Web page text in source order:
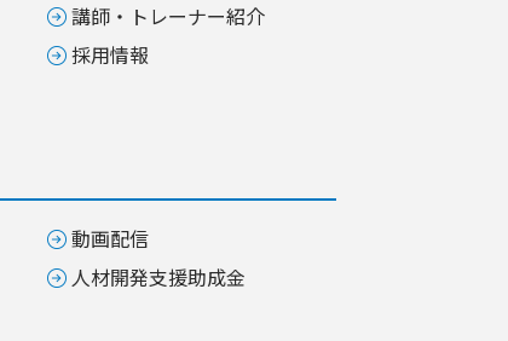
講師・トレーナー紹介
採用情報
動画配信
人材開発支援助成金